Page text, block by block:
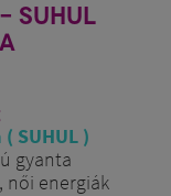
SUHUL
SUHUL )
gyanta
női energiák